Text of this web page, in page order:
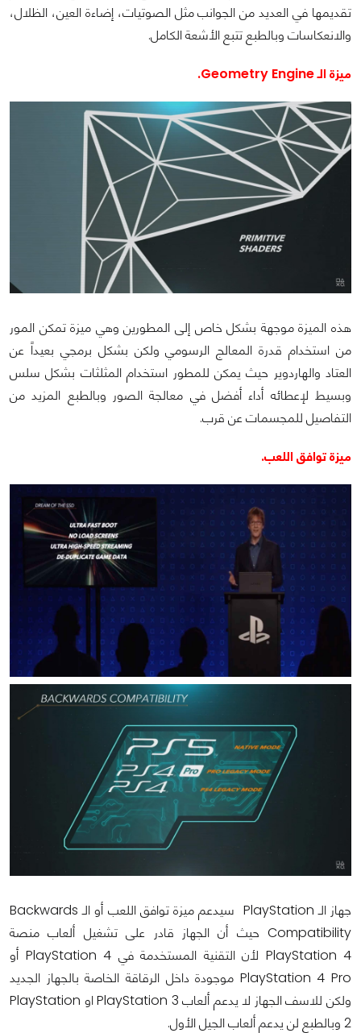
تقديمها في العديد من الجوانب مثل الصوتيات، إضاءة العين، الظلال،
والانعكاسات وبالطبع تتبع الأشعة الكامل.
ميزة الـ Geometry Engine.
هذه الميزة موجهة بشكل خاص إلى المطورين وهي ميزة تمكن المور
من استخدام قدرة المعالج الرسومي ولكن بشكل برمجي بعيداً عن
العتاد والهاردوير حيث يمكن للمطور استخدام المثلثات بشكل سلس
وبسيط لإعطائه أداء أفضل في معالجة الصور وبالطبع المزيد من
التفاصيل للمجسمات عن قرب.
ميزة توافق اللعب.
جهاز الـ PlayStation سيدعم ميزة توافق اللعب أو الـ Backwards
Compatibility حيث أن الجهاز قادر على تشغيل ألعاب منصة
PlayStation 4 لأن التقنية المستخدمة في PlayStation 4 أو
PlayStation 4 Pro موجودة داخل الرقاقة الخاصة بالجهاز الجديد
ولكن للاسف الجهاز لا يدعم ألعاب PlayStation 3 او PlayStation
2 وبالطبع لن يدعم ألعاب الجيل الأول.